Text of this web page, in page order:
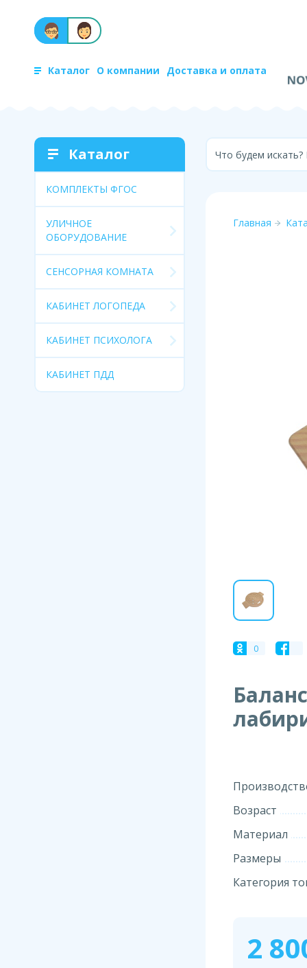
Каталог О компании Доставка и оплата
Каталог
КОМПЛЕКТЫ ФГОС
УЛИЧНОЕ
ОБОРУДОВАНИЕ
СЕНСОРНАЯ КОМНАТА
КАБИНЕТ ЛОГОПЕДА
КАБИНЕТ ПСИХОЛОГА
КАБИНЕТ ПДД
Что будем
Главная
0
Возраст
Материал
Размеры
Категория
2